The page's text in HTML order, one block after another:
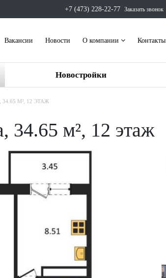
+7 (473) 228-22-77 Заказать звонок
Вакансии Новости О компании Контакты
Новостройки
М², 12 ЭТАЖ
34.65 м², 12 этаж